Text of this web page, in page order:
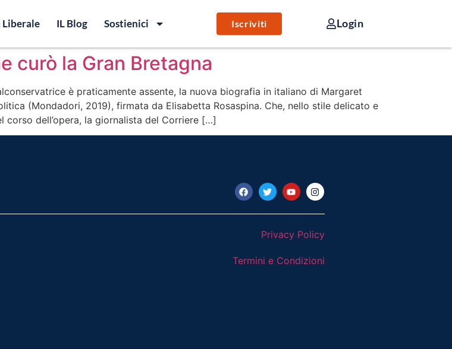
IL Blog Sostienici Iscriviti Login
curò la Gran Bretagna
è praticamente assente, la nuova biografia in italiano di Margaret
(Mondadori, 2019), firmata da Elisabetta Rosaspina. Che, nello stile delicato e
dell’opera, la giornalista del Corriere […]
Privacy Policy
Termini e Condizioni